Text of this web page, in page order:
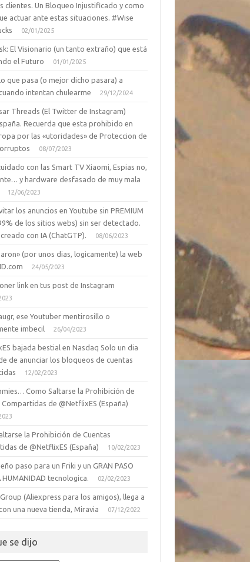
clientes. Un Bloqueo Injustificado y como
actuar ante estas situaciones. #Wise
02/01/2025
El Visionario (un tanto extraño) que está
el Futuro
01/01/2025
que pasa (o mejor dicho pasara) a
intentan chulearme
29/12/2024
Threads (El Twitter de Instagram)
Recuerda que esta prohibido en
por las «utoridades» de Proteccion de
08/07/2023
con las Smart TV Xiaomi, Espias no,
y hardware desfasado de muy mala
12/06/2023
los anuncios en Youtube sin PREMIUM
de los sitios webs) sin ser detectado.
con IA (ChatGTP).
08/06/2023
(por unos dias, logicamente) la web
24/05/2023
link en tus post de Instagram
ese Youtuber mentirosillo o
imbecil
26/04/2023
bajada bestial en Nasdaq Solo un dia
de anunciar los bloqueos de cuentas
12/02/2023
Como Saltarse la Prohibición de
Compartidas de @NetflixES (España)
la Prohibición de Cuentas
de @NetflixES (España)
10/02/2023
paso para un Friki y un GRAN PASO
HUMANIDAD tecnologica.
02/02/2023
(Aliexpress para los amigos), llega a
una nueva tienda, Miravia
07/12/2022
se dijo